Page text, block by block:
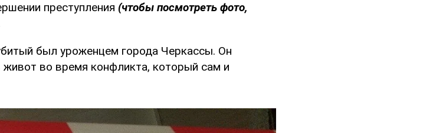
преступления (чтобы посмотреть фото,
был уроженцем города Черкассы. Он
во время конфликта, который сам и